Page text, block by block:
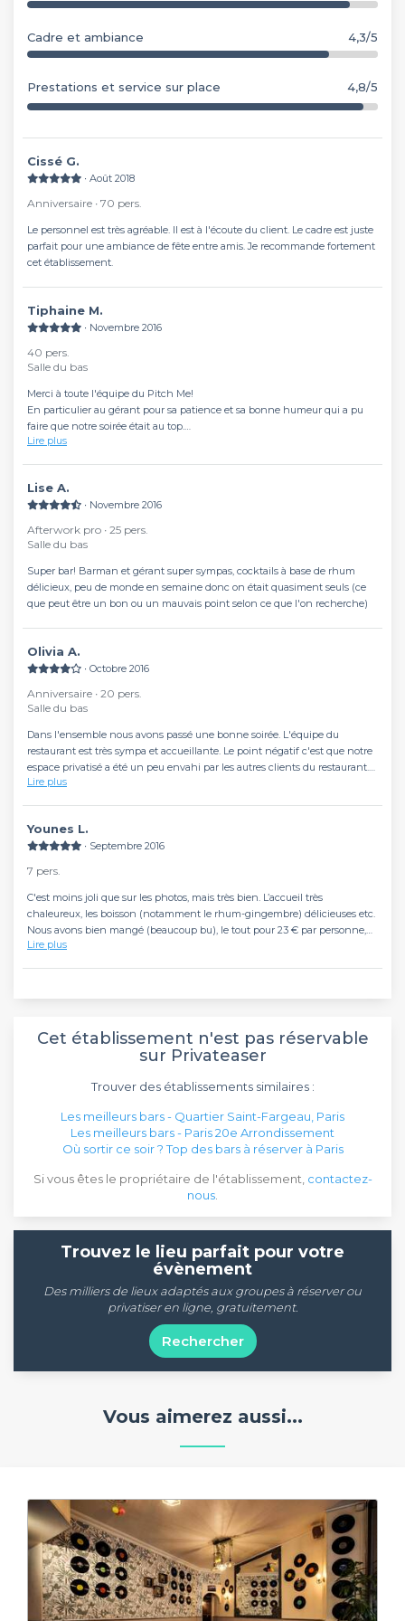
Cadre et ambiance 4,3/5
Prestations et service sur place 4,8/5
Cissé G.
∙ Août 2018
Anniversaire ∙ 70 pers.
Le personnel est très agréable. Il est à l'écoute du client. Le cadre est juste
parfait pour une ambiance de fête entre amis. Je recommande fortement
cet établissement.
Tiphaine M.
∙ Novembre 2016
40 pers.
Salle du bas
Merci à toute l'équipe du Pitch Me!
En particulier au gérant pour sa patience et sa bonne humeur qui a pu
faire que notre soirée était au top.
Tout était délicieux des entrées au cocktails.
Lire plus
Lise A.
∙ Novembre 2016
Afterwork pro ∙ 25 pers.
Salle du bas
Super bar! Barman et gérant super sympas, cocktails à base de rhum
délicieux, peu de monde en semaine donc on était quasiment seuls (ce
que peut être un bon ou un mauvais point selon ce que l'on recherche)
Olivia A.
∙ Octobre 2016
Anniversaire ∙ 20 pers.
Salle du bas
Dans l'ensemble nous avons passé une bonne soirée. L'équipe du
restaurant est très sympa et accueillante. Le point négatif c'est que notre
espace privatisé a été un peu envahi par les autres clients du restaurant.
Si vous voulez vraiment y faire une soirée privée ce n'est pas adapté. Mais
africaines, pas de soda ou jus de fruits classiques. Merci encore!!
Lire plus
Younes L.
∙ Septembre 2016
7 pers.
C'est moins joli que sur les photos, mais très bien. L’accueil très
chaleureux, les boisson (notamment le rhum-gingembre) délicieuses etc.
Nous avons bien mangé (beaucoup bu), le tout pour 23 € par personne,
avec un super service.
Lire plus
Cet établissement n'est pas réservable
sur Privateaser
Trouver des établissements similaires :
Les meilleurs bars - Quartier Saint-Fargeau, Paris
Les meilleurs bars - Paris 20e Arrondissement
Où sortir ce soir ? Top des bars à réserver à Paris
Si vous êtes le propriétaire de l'établissement, contactez-
nous
Trouvez le lieu parfait pour votre
évènement
Des milliers de lieux adaptés aux groupes à réserver ou
privatiser en ligne, gratuitement.
Rechercher
Vous aimerez aussi...